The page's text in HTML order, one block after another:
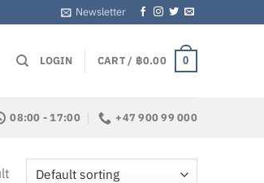
Newsletter
LOGIN CART / ฿0.00 0
08:00 - 17:00 +47 900 99 000